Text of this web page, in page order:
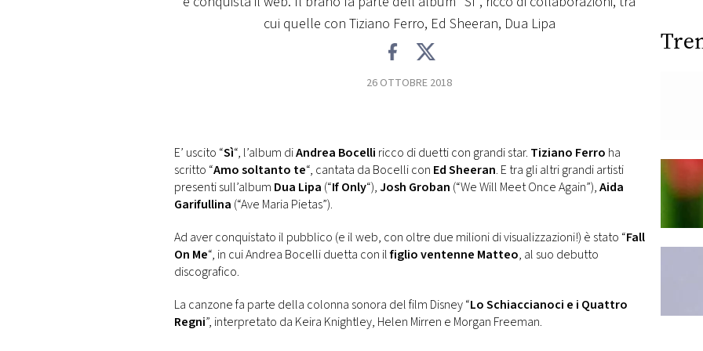
cui quelle con Tiziano Ferro, Ed Sheeran, Dua Lipa
26 OTTOBRE 2018
E’ uscito “Sì“, l’album diAndrea Bocelli ricco di duetti con grandi star. Tiziano Ferro ha
scritto “Amo soltanto te“, cantata da Bocelli con Ed Sheeran. E tra gli altri grandi artisti
presenti sull’album Dua Lipa (“If Only“),Josh Groban (“We Will Meet Once Again”),Aida
Garifullina (“Ave Maria Pietas”).
Ad aver conquistato il pubblico (e il web, con oltre due milioni di visualizzazioni!) è stato “Fall
On Me“, in cui Andrea Bocelli duetta con ilfiglio ventenne Matteo, al suo debutto
discografico.
La canzone fa parte della colonna sonora del film Disney “Lo Schiaccianoci e i Quattro
Regni”, interpretato da Keira Knightley, Helen Mirren e Morgan Freeman.